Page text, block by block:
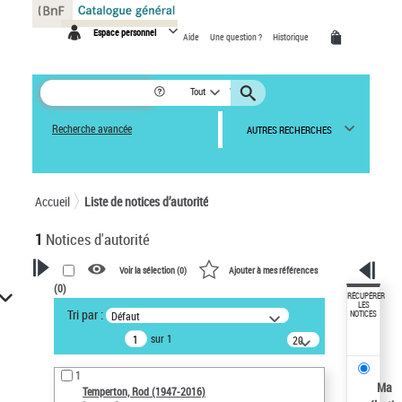
Espace personnel Aide Une question ? Historique
Tout
Recherche avancée AUTRES RECHERCHES
Accueil Liste de notices d’autorité
1 Notices d'autorité
VOTRE RECHERCHE
Recherche avancée dans les
notices d’autorité
Œuvres liées à l'auteur :
Temperton, Rod (1947-2016)
Voir la sélection (0) Ajouter à mes références
(0)
Tri par : Défaut
sur 1
20
résultats/page
1
Temperton, Rod (1947-2016)
RÉCUPÉRER
LES
NOTICES
Ma
Panneau de gestion des cookies